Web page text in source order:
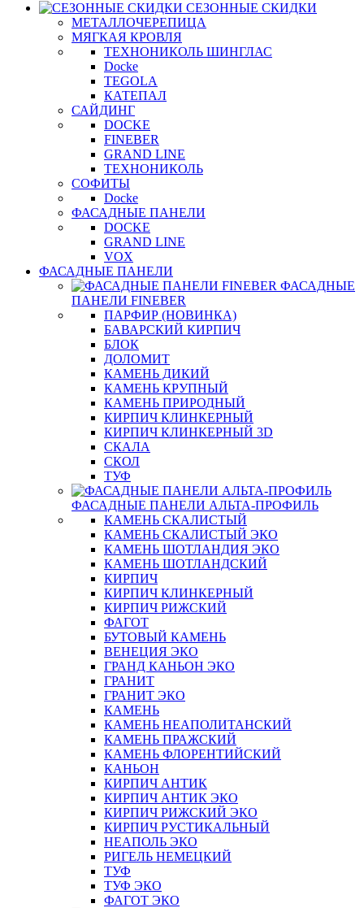
СЕЗОННЫЕ СКИДКИ
МЕТАЛЛОЧЕРЕПИЦА
МЯГКАЯ КРОВЛЯ
ТЕХНОНИКОЛЬ ШИНГЛАС
Docke
TEGOLA
КАТЕПАЛ
САЙДИНГ
DOCKE
FINEBER
GRAND LINE
ТЕХНОНИКОЛЬ
СОФИТЫ
Docke
ФАСАДНЫЕ ПАНЕЛИ
DOCKE
GRAND LINE
VOX
ФАСАДНЫЕ ПАНЕЛИ
ФАСАДНЫЕ
ПАНЕЛИ FINEBER
ПАРФИР (НОВИНКА)
БАВАРСКИЙ КИРПИЧ
БЛОК
ДОЛОМИТ
КАМЕНЬ ДИКИЙ
КАМЕНЬ КРУПНЫЙ
КАМЕНЬ ПРИРОДНЫЙ
КИРПИЧ КЛИНКЕРНЫЙ
КИРПИЧ КЛИНКЕРНЫЙ 3D
СКАЛА
СКОЛ
ТУФ
ФАСАДНЫЕ ПАНЕЛИ АЛЬТА-ПРОФИЛЬ
КАМЕНЬ СКАЛИСТЫЙ
КАМЕНЬ СКАЛИСТЫЙ ЭКО
КАМЕНЬ ШОТЛАНДИЯ ЭКО
КАМЕНЬ ШОТЛАНДСКИЙ
КИРПИЧ
КИРПИЧ КЛИНКЕРНЫЙ
КИРПИЧ РИЖСКИЙ
ФАГОТ
БУТОВЫЙ КАМЕНЬ
ВЕНЕЦИЯ ЭКО
ГРАНД КАНЬОН ЭКО
ГРАНИТ
ГРАНИТ ЭКО
КАМЕНЬ
КАМЕНЬ НЕАПОЛИТАНСКИЙ
КАМЕНЬ ПРАЖСКИЙ
КАМЕНЬ ФЛОРЕНТИЙСКИЙ
КАНЬОН
КИРПИЧ АНТИК
КИРПИЧ АНТИК ЭКО
КИРПИЧ РИЖСКИЙ ЭКО
КИРПИЧ РУСТИКАЛЬНЫЙ
НЕАПОЛЬ ЭКО
РИГЕЛЬ НЕМЕЦКИЙ
ТУФ
ТУФ ЭКО
ФАГОТ ЭКО